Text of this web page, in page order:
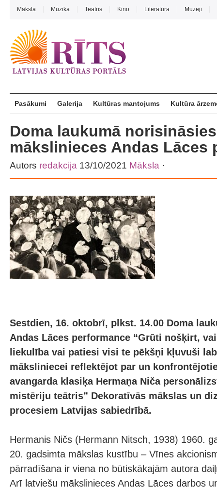
Māksla Mūzika Teātris Kino Literatūra Muzeji
Pasākumi Galerija Kultūras mantojums Kultūra
Doma laukumā norisināsies
mākslinieces Andas Lāces
Autors redakcija 13/10/2021 Māksla ·
Sestdien, 16. oktobrī, plkst. 14.00 Doma
Andas Lāces performance “Grūti nošķirt,
liekulība vai patiesi visi te pēkšņi kļuvuši
māksliniecei reflektējot par un
avangarda klasiķa Hermaņa Niča
mistēriju teātris” Dekoratīvās mākslas un
procesiem Latvijas sabiedrībā.
Hermanis Ničs (Hermann Nitsch, 1938) 1960.
20. gadsimta mākslas kustību – Vīnes
pārradīšana ir viena no būtiskākajām autora
Arī latviešu mākslinieces Andas Lāces darbos